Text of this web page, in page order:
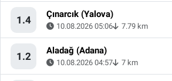
1.4 Çınarcık (Yalova)
10.08.2026 05:06 7.79 km
1.2 Aladağ (Adana)
10.08.2026 04:57 7 km